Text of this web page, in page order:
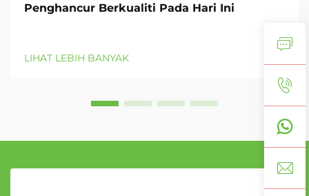
Penghancur Berkualiti Pada Hari Ini
LIHAT LEBIH BANYAK